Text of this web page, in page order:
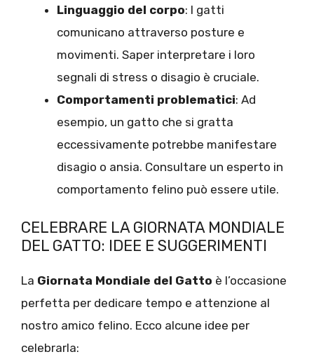
Linguaggio del corpo: I gatti
comunicano attraverso posture e
movimenti. Saper interpretare i loro
segnali di stress o disagio è cruciale.
Comportamenti problematici: Ad
esempio, un gatto che si gratta
eccessivamente potrebbe manifestare
disagio o ansia. Consultare un esperto in
comportamento felino può essere utile.
CELEBRARE LA GIORNATA MONDIALE
DEL GATTO: IDEE E SUGGERIMENTI
La Giornata Mondiale del Gatto è l’occasione
perfetta per dedicare tempo e attenzione al
nostro amico felino. Ecco alcune idee per
celebrarla: